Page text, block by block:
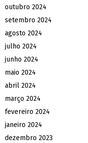
outubro 2024
setembro 2024
agosto 2024
julho 2024
junho 2024
maio 2024
abril 2024
março 2024
fevereiro 2024
janeiro 2024
dezembro 2023